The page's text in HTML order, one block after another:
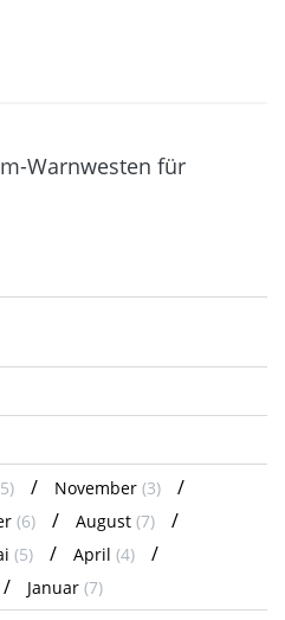
Warnwesten für
November (3)
(6) August (7)
(5) April (4)
Januar (7)